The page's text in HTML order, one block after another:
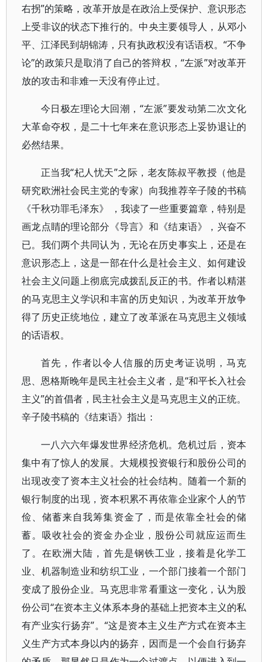
右拐”的策略，改革开放是在政治上受保护、意识形态
上受非议的状态下推行的。中央主要领导人，从邓小
平、江泽民到胡锦涛，只有执政权没有话语权。“不争
论”的政策只是取消了自己的答辩权，“左派”对改革开
放的攻击和非难一天没有停止过。
今日极左理论大回潮，“左派”要发动第二次文化
大革命夺权，是二十七年来在意识形态上妥协退让的
必然结果。
正当我“杞人忧天”之际，老友陈叔平教授（他是
研究欧洲社会民主党的专家）向我推荐辛子陵的书稿
《千秋功罪毛泽东》 ，我读了一些重要篇章，特别是
画龙点睛的理论部分《导言》和《结束语》，兴奋不
已。我们两个共同认为，无论在历史事实上，还是在
意识形态上，这是一部在什么是社会主义、如何建设
社会主义问题上彻底完成拨乱反正的书。作者以精湛
的马克思主义学识和丰富的历史知识，为改革开放争
得了历史正统地位，建立了改革派在马克思主义领域
的话语权。
首先，作者以令人信服的历史考证说明，马克
思、恩格斯晚年是民主社会主义者，是“和平长入社会
主义”的首倡者，民主社会主义是马克思主义的正统。
辛子陵书稿的《结束语》指出：
一八六六年爆发世界经济危机。危机过后，资本
集中有了惊人的发展。大规模投资银行和股份公司的
出现改变了资本主义社会的社会结构。随着一个新的
银行制度的出现，资本积累不再依靠企业家个人的节
俭、储蓄来自我筹集资金了，而是依靠全社会的储
蓄。吸收社会的资金办企业，股份公司就应运而生
了。在欧洲大陆，首先是钢铁工业，接着是化学工
业、机器制造业和纺织工业，一个部门接着一个部门
变成了股份企业。马克思非常看重这一变化，认为股
份公司“在资本主义体系本身的基础上把资本主义的私
有产业实行扬弃”。“这是资本主义生产方式在资本主
义生产方式本身以内的扬弃，因而是一个会自行扬弃